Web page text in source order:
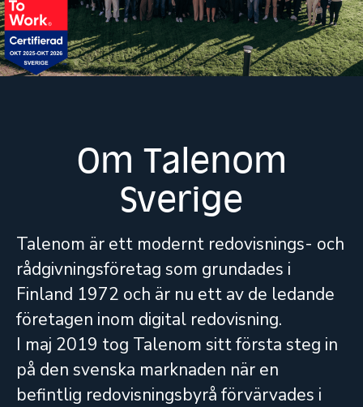
Om Talenom
Sverige
Talenom är ett modernt redovisnings- och
rådgivningsföretag som grundades i
Finland 1972 och är nu ett av de ledande
företagen inom digital redovisning.
I maj 2019 tog Talenom sitt första steg in
på den svenska marknaden när en
befintlig redovisningsbyrå förvärvades i